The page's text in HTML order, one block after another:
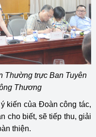
Thường trực Ban Tuyên
Thương
kiến của Đoàn công tác,
cho biết, sẽ tiếp thu, giải
thiện.